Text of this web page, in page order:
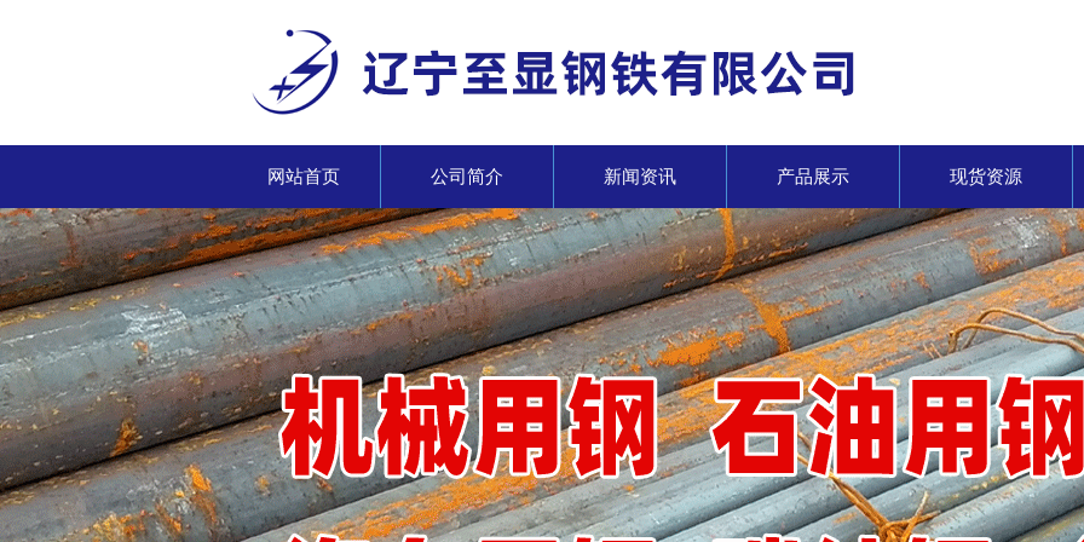
网站首页 公司简介 新闻资讯 产品展示 现货资源